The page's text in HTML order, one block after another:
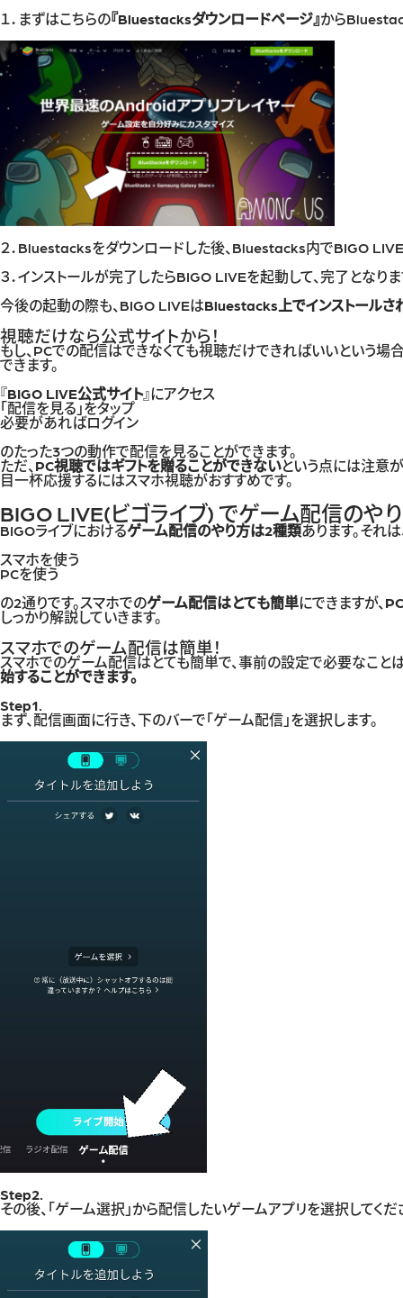
１．まずはこちらの『Bluestacksダウンロードページ』から
２．Bluestacksをダウンロードした後、Bluestacks内でBIGO LIVE
３．インストールが完了したらBIGO LIVEを起動して、完了となりま
今後の起動の際も、BIGO LIVEはBluestacks上でインストール
視聴だけなら公式サイトから！
もし、PCでの配信はできなくても視聴だけできればいいという場
できます。
『BIGO LIVE公式サイト』にアクセス
「配信を見る」をタップ
必要があればログイン
のたった3つの動作で配信を見ることができます。
ただ、 PC視聴ではギフトを贈ることができないという点には注意
目一杯応援するにはスマホ視聴がおすすめです。
BIGO LIVE(ビゴライブ) でゲーム配信のやり
BIGOライブにおけるゲーム配信のやり方は2種類あります。それは
スマホを使う
PCを使う
の2通りです。スマホでのゲーム配信はとても簡単にできますが、
しっかり解説していきます。
スマホでのゲーム配信は簡単！
スマホでのゲーム配信はとても簡単で、事前の設定で必要なこと
始することができます。
Step1.
まず、配信画面に行き、下のバーで「ゲーム配信」を選択します。
Step2.
その後、「ゲーム選択」から配信したいゲームアプリを選択してくだ